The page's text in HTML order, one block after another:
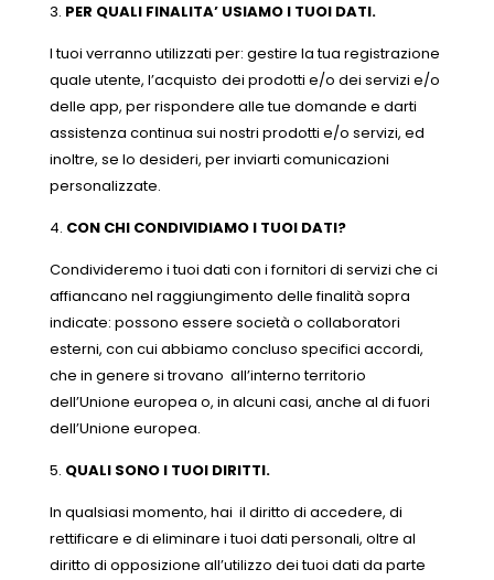
PER QUALI FINALITA’ USIAMO I TUOI DATI.
I tuoi verranno utilizzati per: gestire la tua registrazione
quale utente, l’acquisto dei prodotti e/o dei servizi e/o
delle app, per rispondere alle tue domande e darti
assistenza continua sui nostri prodotti e/o servizi, ed
inoltre, se lo desideri, per inviarti comunicazioni
personalizzate.
CON CHI CONDIVIDIAMO I TUOI DATI?
Condivideremo i tuoi dati con i fornitori di servizi che ci
affiancano nel raggiungimento delle finalità sopra
indicate: possono essere società o collaboratori
esterni, con cui abbiamo concluso specifici accordi,
che in genere si trovano all’interno territorio
dell’Unione europea o, in alcuni casi, anche al di fuori
dell’Unione europea.
QUALI SONO I TUOI DIRITTI.
In qualsiasi momento, hai il diritto di accedere, di
rettificare e di eliminare i tuoi dati personali, oltre al
diritto di opposizione all’utilizzo dei tuoi dati da parte